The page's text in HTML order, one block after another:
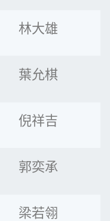
林大雄
葉允棋
倪祥吉
郭奕承
梁若翎